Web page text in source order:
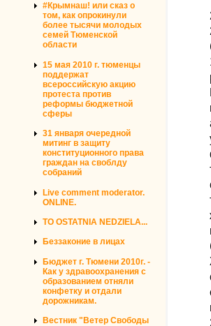
#Крымнаш! или сказ о
том, как опрокинули
более тысячи молодых
семей Тюменской
области
15 мая 2010 г. тюменцы
поддержат
всероссийскую акцию
протеста против
реформы бюджетной
сферы
31 января очередной
митинг в защиту
конституционного права
граждан на своблду
собраний
Live comment moderator.
ONLINE.
TO OSTATNIA NEDZIELA...
Беззаконие в лицах
Бюджет г. Тюмени 2010г. -
Как у здравоохранения с
образованием отняли
конфетку и отдали
дорожникам.
Вестник "Ветер Свободы